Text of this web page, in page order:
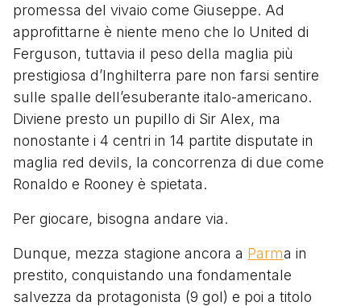
promessa del vivaio come Giuseppe. Ad
approfittarne è niente meno che lo United di
Ferguson, tuttavia il peso della maglia più
prestigiosa d’Inghilterra pare non farsi sentire
sulle spalle dell’esuberante italo-americano.
Diviene presto un pupillo di Sir Alex, ma
nonostante i 4 centri in 14 partite disputate in
maglia red devils, la concorrenza di due come
Ronaldo e Rooney è spietata.
Per giocare, bisogna andare via.
Dunque, mezza stagione ancora a Parma in
prestito, conquistando una fondamentale
salvezza da protagonista (9 gol) e poi a titolo